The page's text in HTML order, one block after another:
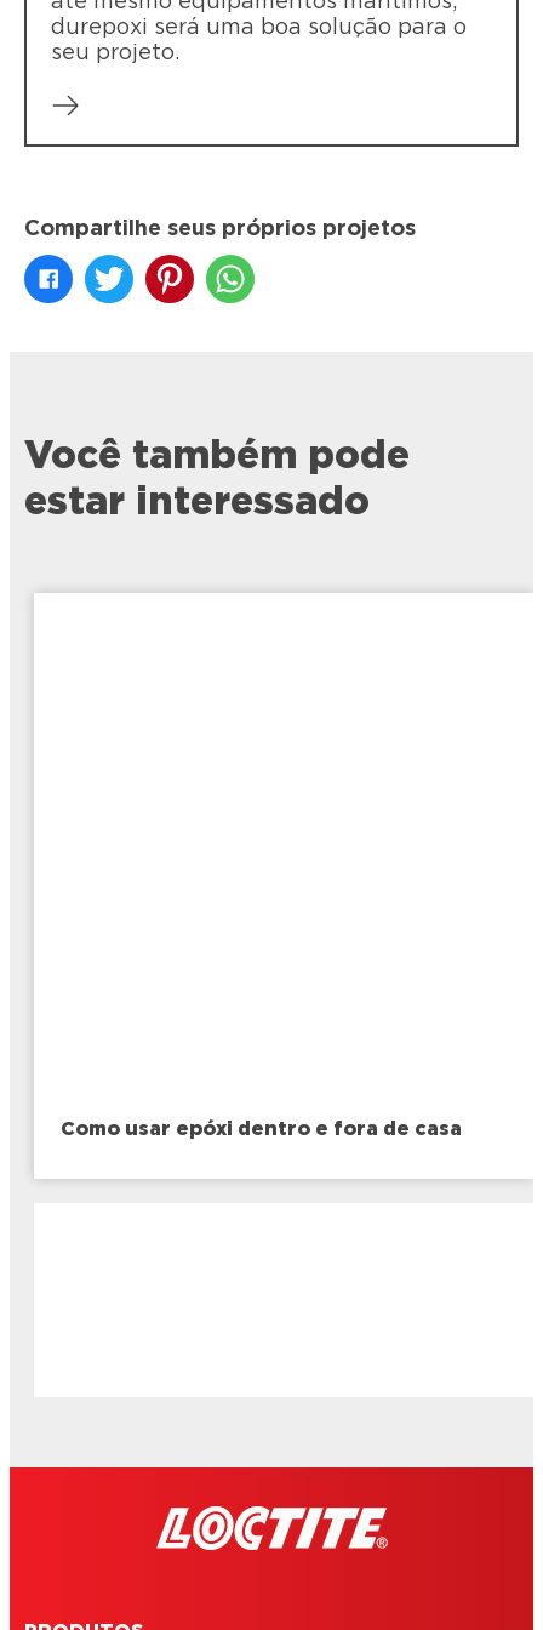
durepoxi será uma boa solução para o
seu projeto.
Compartilhe seus próprios projetos
Você também pode
estar interessado
Como usar epóxi dentro e fora de casa